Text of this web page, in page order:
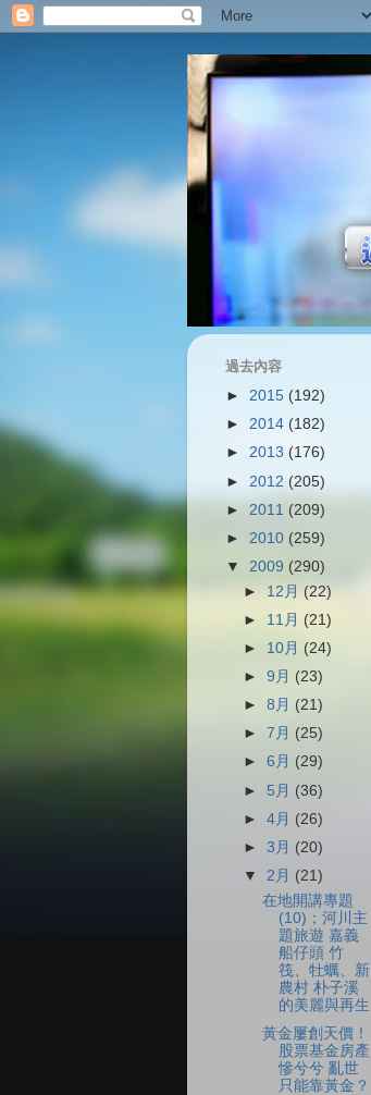
過去內容
► 2015 (192)
► 2014 (182)
► 2013 (176)
► 2012 (205)
► 2011 (209)
► 2010 (259)
▼ 2009 (290)
► 12月 (22)
► 11月 (21)
► 10月 (24)
►9月 (23)
►8月 (21)
►7月 (25)
►6月 (29)
► 5月 (36)
►4月 (26)
►3月 (20)
▼ 2月 (21)
在地開講專題
(10)；河川主
題旅遊 嘉義
船仔頭 竹
筏、牡蠣、新
農村 朴子溪
的美麗與再生
黃金屢創天價！
股票基金房產
慘兮兮 亂世
只能靠黃金？